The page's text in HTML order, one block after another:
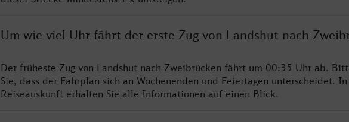
Um wie viel Uhr fährt der erste Zug von Landshut nach
Der früheste Zug von Landshut nach Zweibrücken fährt um 00:35 Uhr ab.
Sie, dass der Fahrplan sich an Wochenenden und Feiertagen unterscheidet.
Reiseauskunft erhalten Sie alle Informationen auf einen Blick.